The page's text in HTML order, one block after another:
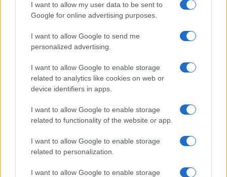
I want to allow my user data to be sent to
Google for online advertising purposes.
I want to allow Google to send me
personalized advertising.
I want to allow Google to enable storage
related to analytics like cookies on web or
device identifiers in apps.
I want to allow Google to enable storage
related to functionality of the website or app.
I want to allow Google to enable storage
related to personalization.
I want to allow Google to enable storage
Copenhagen: un mix di comfort e stile
Matteo Pellegrino · 7 Ago 2026